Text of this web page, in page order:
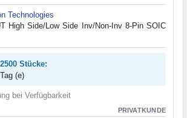
Technologies
High Side/Low Side Inv/Non-Inv 8-Pin SOIC
Stücke:
(e)
bei Verfügbarkeit
PRIVATKUNDE